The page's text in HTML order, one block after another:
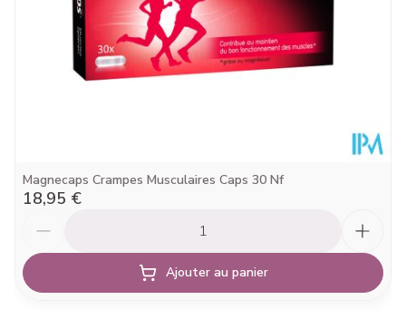
Magnecaps Crampes Musculaires Caps 30 Nf
18,95 €
Ajouter au panier